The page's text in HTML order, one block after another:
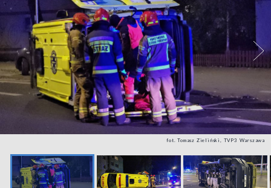
fot. Tomasz Zieliński, TVP3 Warszawa